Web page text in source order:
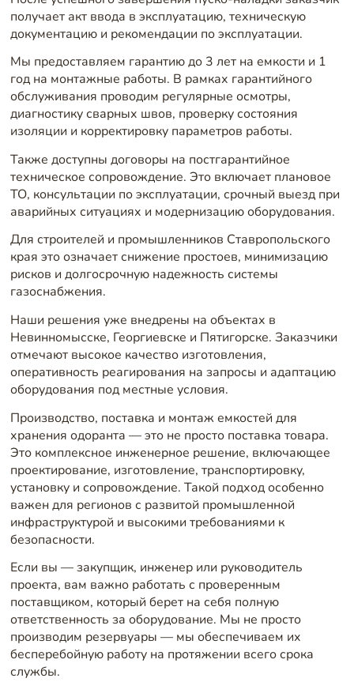
получает акт ввода в эксплуатацию, техническую
документацию и рекомендации по эксплуатации.
Мы предоставляем гарантию до 3 лет на емкости и 1
год на монтажные работы. В рамках гарантийного
обслуживания проводим регулярные осмотры,
диагностику сварных швов, проверку состояния
изоляции и корректировку параметров работы.
Также доступны договоры на постгарантийное
техническое сопровождение. Это включает плановое
ТО, консультации по эксплуатации, срочный выезд при
аварийных ситуациях и модернизацию оборудования.
Для строителей и промышленников Ставропольского
края это означает снижение простоев, минимизацию
рисков и долгосрочную надежность системы
газоснабжения.
Наши решения уже внедрены на объектах в
Невинномысске, Георгиевске и Пятигорске. Заказчики
отмечают высокое качество изготовления,
оперативность реагирования на запросы и адаптацию
оборудования под местные условия.
Производство, поставка и монтаж емкостей для
хранения одоранта — это не просто поставка товара.
Это комплексное инженерное решение, включающее
проектирование, изготовление, транспортировку,
установку и сопровождение. Такой подход особенно
важен для регионов с развитой промышленной
инфраструктурой и высокими требованиями к
безопасности.
Если вы — закупщик, инженер или руководитель
проекта, вам важно работать с проверенным
поставщиком, который берет на себя полную
ответственность за оборудование. Мы не просто
производим резервуары — мы обеспечиваем их
бесперебойную работу на протяжении всего срока
службы.